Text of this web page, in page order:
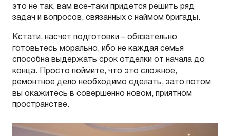
это не так, вам все-таки придется решить ряд
задач и вопросов, связанных с наймом бригады.
Кстати, насчет подготовки – обязательно
готовьтесь морально, ибо не каждая семья
способна выдержать срок отделки от начала до
конца. Просто поймите, что это сложное,
ремонтное дело необходимо сделать, зато потом
вы окажитесь в совершенно новом, приятном
пространстве.